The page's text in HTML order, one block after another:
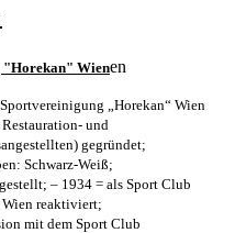
"Horekan" Wienen
„Horekan“ Wien
und
gegründet;
Schwarz-Weiß;
– 1934 = als Sport Club
Wien reaktiviert;
mit dem Sport Club